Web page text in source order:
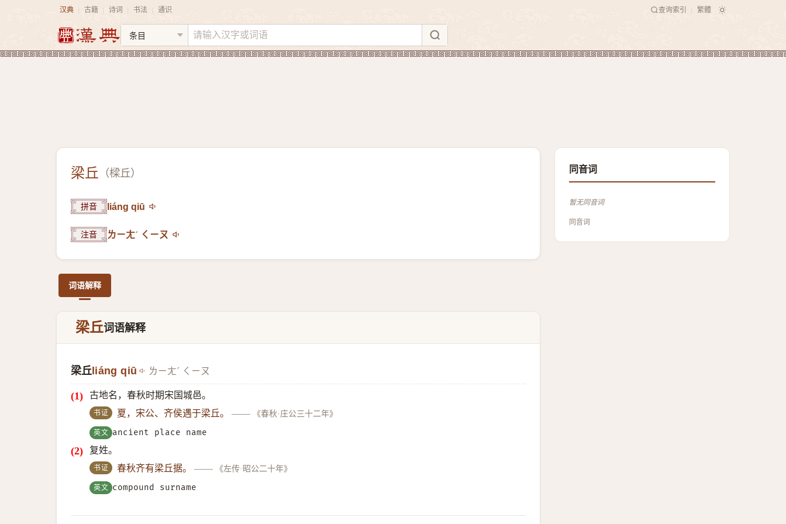
汉典 古籍 诗词 书法 通识 查询索引 繁體
梁丘 （樑丘）
拼音 liáng qiū
注音 ㄌㄧㄤˊ ㄑㄧㄡ
词语解释
梁丘词语解释
梁丘 liáng qiū ㄌㄧㄤˊ ㄑㄧㄡ
古地名，春秋时期宋国城邑。
书证 夏，宋公、齐侯遇于梁丘。 —— 《春秋·庄公三十二年》
英文 ancient place name
复姓。
书证 春秋齐有梁丘据。 —— 《左传·昭公二十年》
英文 compound surname
同音词
暂无同音词
同音词